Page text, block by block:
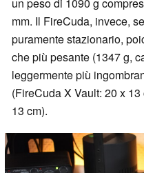
mm. Il FireCuda, invece,
puramente stazionario,
che più pesante (1347 g,
leggermente più
(FireCuda X Vault: 20 x
13 cm).